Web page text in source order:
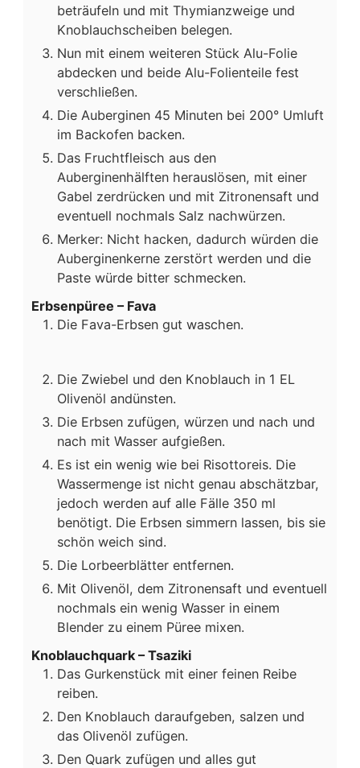
beträufeln und mit Thymianzweige und
Knoblauchscheiben belegen.
Nun mit einem weiteren Stück Alu-Folie
abdecken und beide Alu-Folienteile fest
verschließen.
Die Auberginen 45 Minuten bei 200° Umluft
im Backofen backen.
Das Fruchtfleisch aus den
Auberginenhälften herauslösen, mit einer
Gabel zerdrücken und mit Zitronensaft und
eventuell nochmals Salz nachwürzen.
Merker: Nicht hacken, dadurch würden die
Auberginenkerne zerstört werden und die
Paste würde bitter schmecken.
Erbsenpüree – Fava
Die Fava-Erbsen gut waschen.
Die Zwiebel und den Knoblauch in 1 EL
Olivenöl andünsten.
Die Erbsen zufügen, würzen und nach und
nach mit Wasser aufgießen.
Es ist ein wenig wie bei Risottoreis. Die
Wassermenge ist nicht genau abschätzbar,
jedoch werden auf alle Fälle 350 ml
benötigt. Die Erbsen simmern lassen, bis sie
schön weich sind.
Die Lorbeerblätter entfernen.
Mit Olivenöl, dem Zitronensaft und eventuell
nochmals ein wenig Wasser in einem
Blender zu einem Püree mixen.
Knoblauchquark – Tsaziki
Das Gurkenstück mit einer feinen Reibe
reiben.
Den Knoblauch daraufgeben, salzen und
das Olivenöl zufügen.
Den Quark zufügen und alles gut